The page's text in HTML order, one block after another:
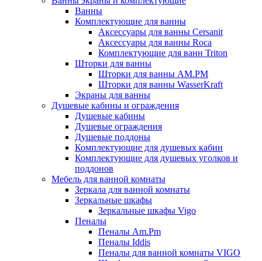
Ванны
Комплектующие для ванны
Аксессуары для ванны Cersanit
Аксессуары для ванны Roca
Комплектующие для ванн Triton
Шторки для ванны
Шторки для ванны AM.PM
Шторки для ванны WasserKraft
Экраны для ванны
Душевые кабины и ограждения
Душевые кабины
Душевые ограждения
Душевые поддоны
Комплектующие для душевых кабин
Комплектующие для душевых уголков и
поддонов
Мебель для ванной комнаты
Зеркала для ванной комнаты
Зеркальные шкафы
Зеркальные шкафы Vigo
Пеналы
Пеналы Am.Pm
Пеналы Iddis
Пеналы для ванной комнаты VIGO